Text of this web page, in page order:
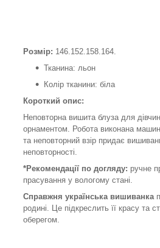
Розмір: 146.152.158.164.
Тканина: льон
Колір тканини: біла
Короткий опис:
Неповторна вишита блуза для
орнаментом. Робота виконана
та неповторний взір придає
неповторності.
*Рекомендації по догляду: ручне
прасування у вологому стані.
Справжня українська вишиванка
родині. Це підкреслить її красу та
оберегом.